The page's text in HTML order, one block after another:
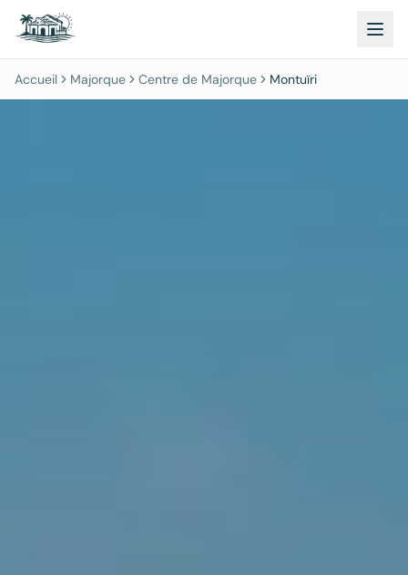
Accueil Majorque Centre de Majorque Montuïri